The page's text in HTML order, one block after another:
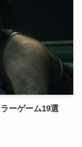
ーゲーム19選